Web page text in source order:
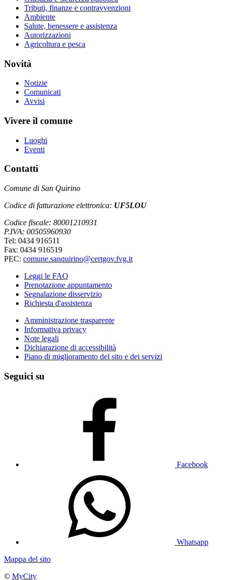
Tributi, finanze e contravvenzioni
Ambiente
Salute, benessere e assistenza
Autorizzazioni
Agricoltura e pesca
Novità
Notizie
Comunicati
Avvisi
Vivere il comune
Luoghi
Eventi
Contatti
Comune di San Quirino
Codice di fatturazione elettronica: UF5LOU
Codice fiscale: 80001210931
P.IVA: 00505960930
Tel: 0434 916511
Fax: 0434 916519
PEC: comune.sanquirino@certgov.fvg.it
Leggi le FAQ
Prenotazione appuntamento
Segnalazione disservizio
Richiesta d'assistenza
Amministrazione trasparente
Informativa privacy
Note legali
Dichiarazione di accessibilità
Piano di miglioramento del sito e dei servizi
Seguici su
Facebook
Whatsapp
Mappa del sito
© MyCity